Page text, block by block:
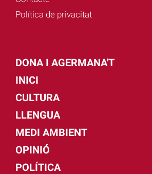
Política de privacitat
DONA I AGERMANA'T
INICI
CULTURA
LLENGUA
MEDI AMBIENT
OPINIÓ
POLÍTICA